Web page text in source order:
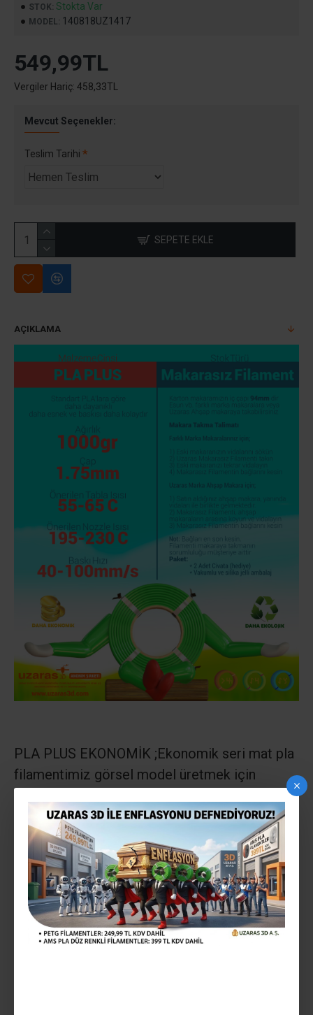
STOK: Stokta Var
MODEL: 140818UZ1417
549,99TL
Vergiler Hariç: 458,33TL
Mevcut Seçenekler:
Teslim Tarihi
SEPETE EKLE
AÇIKLAMA
PLA PLUS EKONOMİK ;Ekonomik seri mat pla
filamentimiz görsel model üretmek için
GLİNT YARI PARLAK; Ekonomik seri parlak pla
filamentimiz görsel model üretmek için
önermekteyiz
GLİNT TAM PARLAK;lüx seri mekanik
mukavemeti yüksek çok parlak pla
filamentimiz makina parçası vb yüksek